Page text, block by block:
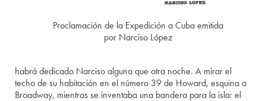
Proclamación de la Expedición a Cuba emitida
por Narciso López
habrá dedicado Narciso alguna que otra noche. A mirar el
techo de su habitación en el número 39 de Howard, esquina a
Broadway, mientras se inventaba una bandera para la isla: el